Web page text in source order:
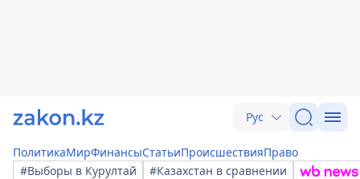
Рус
ПолитикаМирФинансыСтатьиПроисшествияПраво
#Выборы в Курултай
#Казахстан в сравнении